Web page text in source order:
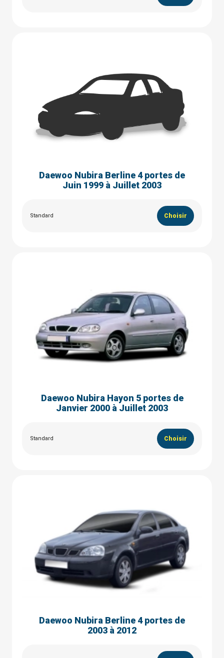
Daewoo Nubira Berline 4 portes de
Juin 1999 à Juillet 2003
Standard Choisir
Daewoo Nubira Hayon 5 portes de
Janvier 2000 à Juillet 2003
Standard Choisir
Daewoo Nubira Berline 4 portes de
2003 à 2012